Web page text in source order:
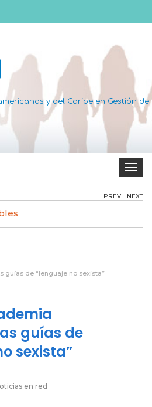
y del Caribe en Gestión de
Toggle
PREV NEXT
guías de “lenguaje no sexista”
guías de
sexista”
en red